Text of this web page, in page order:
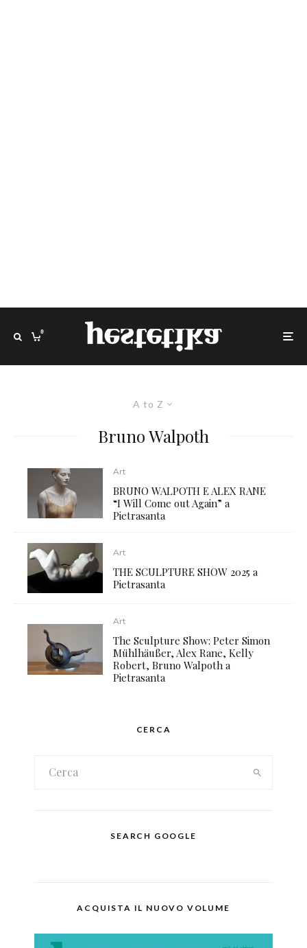
0
A to Z
Bruno Walpoth
Art
BRUNO WALPOTH E ALEX RANE
“I Will Come out Again” a
Pietrasanta
Art
THE SCULPTURE SHOW 2025 a
Pietrasanta
Art
The Sculpture Show: Peter Simon
Mühlhäußer, Alex Rane, Kelly
Robert, Bruno Walpoth a
Pietrasanta
CERCA
SEARCH GOOGLE
ACQUISTA IL NUOVO VOLUME